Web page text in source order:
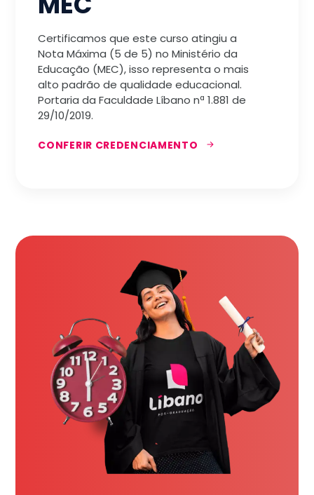
Certificamos que este curso atingiu a
Nota Máxima (5 de 5) no Ministério da
Educação (MEC), isso representa o mais
alto padrão de qualidade educacional.
Portaria da Faculdade Líbano nª 1.881 de
29/10/2019.
CONFERIR CREDENCIAMENTO